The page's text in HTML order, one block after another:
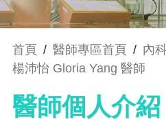
首頁 / 醫師專區首頁 / 內
楊沛怡 Gloria Yang 醫師
醫師個人介紹